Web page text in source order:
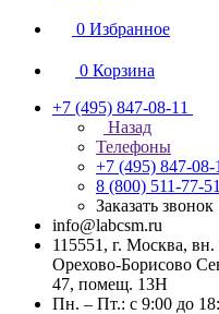
0 Избранное
0 Корзина
+7 (495) 847-08-11
Назад
Телефоны
+7 (495) 847-08-
8 (800) 511-77-51
Заказать звонок
info@labcsm.ru
115551, г. Москва,
Орехово-Борисово
47, помещ. 13Н
Пн. – Пт.: с 9:00 до